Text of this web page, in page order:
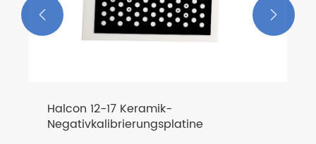
Halcon 12-17 Keramik-
Negativkalibrierungsplatine
 